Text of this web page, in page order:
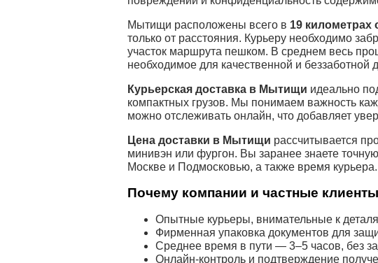
Мытищи расположены всего в 19
только от расстояния. Курьеру необходимо
участок маршрута пешком. В среднем весь
необходимое для качественной и беззаботной
Курьерская доставка в Мытищи идеально
компактных грузов. Мы понимаем важность
можно отслеживать онлайн, что добавляет
Цена доставки в Мытищи рассчитывается
минивэн или фургон. Вы заранее знаете
Москве и Подмосковью, а также время курьера.
Почему компании и частные
Опытные курьеры, внимательные к
Фирменная упаковка документов для
Среднее время в пути — 3–5 часов, без
Онлайн-контроль и подтверждение